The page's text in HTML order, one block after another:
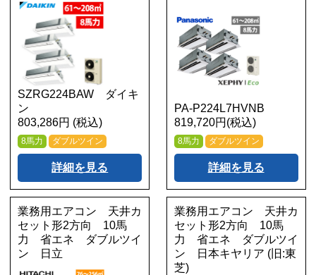
SZRG224BAW ダイキ
ン
803,286円 (税込)
8馬力 ダブルツイン
詳細を見る
PA-P224L7HVNB
819,720円(税込)
8馬力 ダブルツイン
詳細を見る
業務用エアコン 天井カ
セット形2方向 10馬
力 省エネ ダブルツイ
ン 日立
業務用エアコン 天井カ
セット形2方向 10馬
力 省エネ ダブルツイ
ン 日本キヤリア (旧:東
芝)